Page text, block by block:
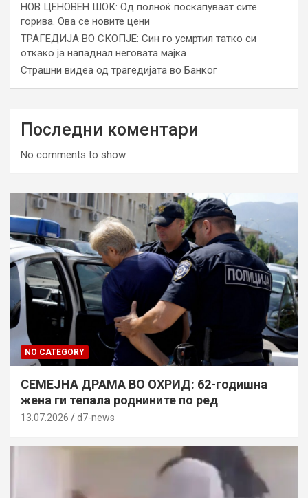
НОВ ЦЕНОВЕН ШОК: Од полноќ поскапуваат сите
горива. Ова се новите цени
ТРАГЕДИЈА ВО СКОПЈЕ: Син го усмртил татко си
откако ја нападнал неговата мајка
Страшни видеа од трагедијата во Банког
Последни коментари
No comments to show.
NO CATEGORY
СЕМЕЈНА ДРАМА ВО ОХРИД: 62-годишна
жена ги тепала роднините по ред
13.07.2026 d7-news